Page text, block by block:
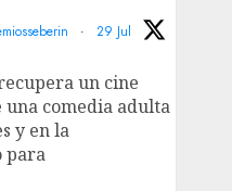
· 29 Jul
un cine
comedia adulta
y en la
para